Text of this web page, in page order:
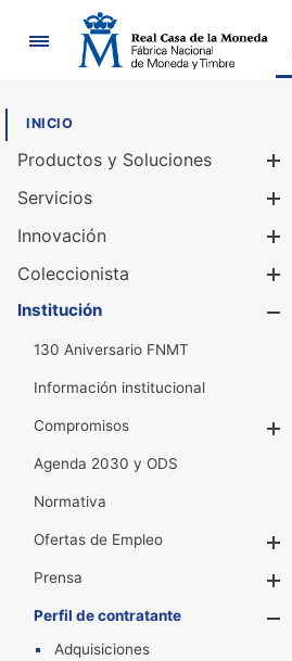
Navegación
INICIO
Productos y Soluciones
Servicios
Innovación
Coleccionista
Institución
130 Aniversario FNMT
Información institucional
Compromisos
Agenda 2030 y ODS
Normativa
Ofertas de Empleo
Prensa
Perfil de contratante
Adquisiciones